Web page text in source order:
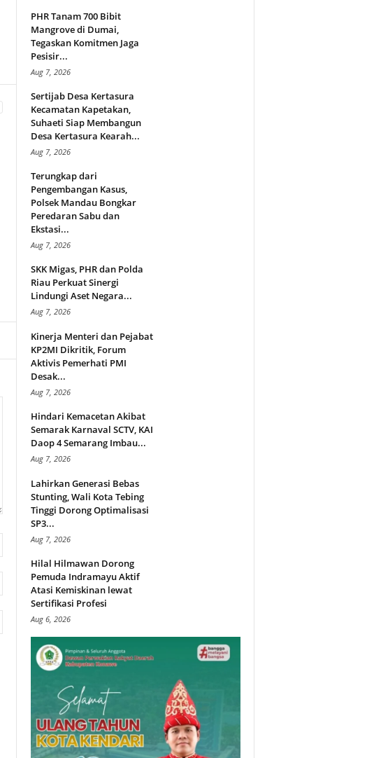
PHR Tanam 700 Bibit
Mangrove di Dumai,
Tegaskan Komitmen Jaga
Pesisir...
Aug 7, 2026
Sertijab Desa Kertasura
Kecamatan Kapetakan,
Suhaeti Siap Membangun
Desa Kertasura Kearah...
Aug 7, 2026
Terungkap dari
Pengembangan Kasus,
Polsek Mandau Bongkar
Peredaran Sabu dan
Ekstasi...
Aug 7, 2026
SKK Migas, PHR dan Polda
Riau Perkuat Sinergi
Lindungi Aset Negara...
Aug 7, 2026
Kinerja Menteri dan Pejabat
KP2MI Dikritik, Forum
Aktivis Pemerhati PMI
Desak...
Aug 7, 2026
Hindari Kemacetan Akibat
Semarak Karnaval SCTV, KAI
Daop 4 Semarang Imbau...
Aug 7, 2026
Lahirkan Generasi Bebas
Stunting, Wali Kota Tebing
Tinggi Dorong Optimalisasi
SP3...
Aug 7, 2026
Hilal Hilmawan Dorong
Pemuda Indramayu Aktif
Atasi Kemiskinan lewat
Sertifikasi Profesi
Aug 6, 2026